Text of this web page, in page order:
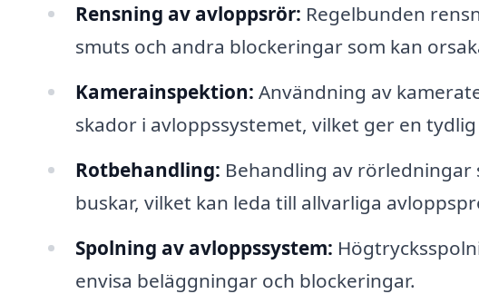
Rensning av avloppsrör: Regelbunden
smuts och andra blockeringar som kan
Kamerainspektion: Användning av
skador i avloppssystemet, vilket ger en
Rotbehandling: Behandling av
buskar, vilket kan leda till allvarliga
Spolning av avloppssystem:
envisa beläggningar och blockeringar.